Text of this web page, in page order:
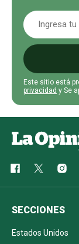
Este sitio está
privacidad y Se
SECCIONES
Estados Unidos